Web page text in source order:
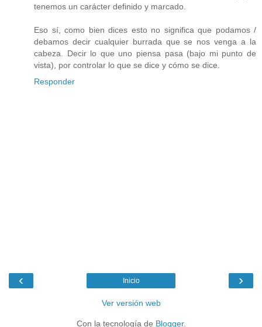
tenemos un carácter definido y marcado.
Eso sí, como bien dices esto no significa que podamos /
debamos decir cualquier burrada que se nos venga a la
cabeza. Decir lo que uno piensa pasa (bajo mi punto de
vista), por controlar lo que se dice y cómo se dice.
Responder
‹ ›
Inicio
Ver versión web
Con la tecnología de Blogger.